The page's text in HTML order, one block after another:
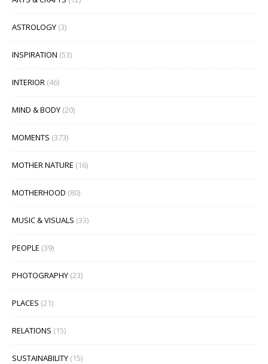
ASTROLOGY (3)
INSPIRATION (53)
INTERIOR (46)
MIND & BODY (20)
MOMENTS (373)
MOTHER NATURE (16)
MOTHERHOOD (80)
MUSIC & VISUALS (33)
PEOPLE (39)
PHOTOGRAPHY (23)
PLACES (21)
RELATIONS (15)
SUSTAINABILITY (15)